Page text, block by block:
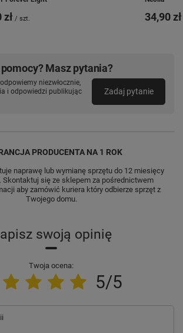
zł / szt. 34,90 zł
Masz pytania?
niezwłocznie,
i odpowiedzi publikując
Zadaj pytanie
PRODUCENTA NA 1 ROK
naprawę lub wymianę sprzętu do 12 miesięcy
Skontaktuj się ze sklepem za pośrednictwem
aby zamówić kuriera który odbierze sprzęt z
Twojego domu.
swoją opinię
Twoja ocena:
5/5